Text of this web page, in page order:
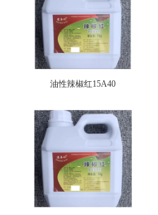
油性辣椒红15A40